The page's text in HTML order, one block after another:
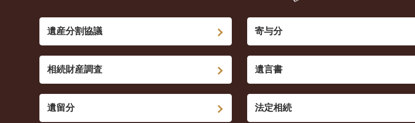
遺産分割協議 寄与分
相続財産調査 遺言書
遺留分 法定相続